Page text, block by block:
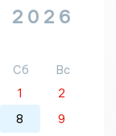
2026
Сб
Вс
1
2
8
9